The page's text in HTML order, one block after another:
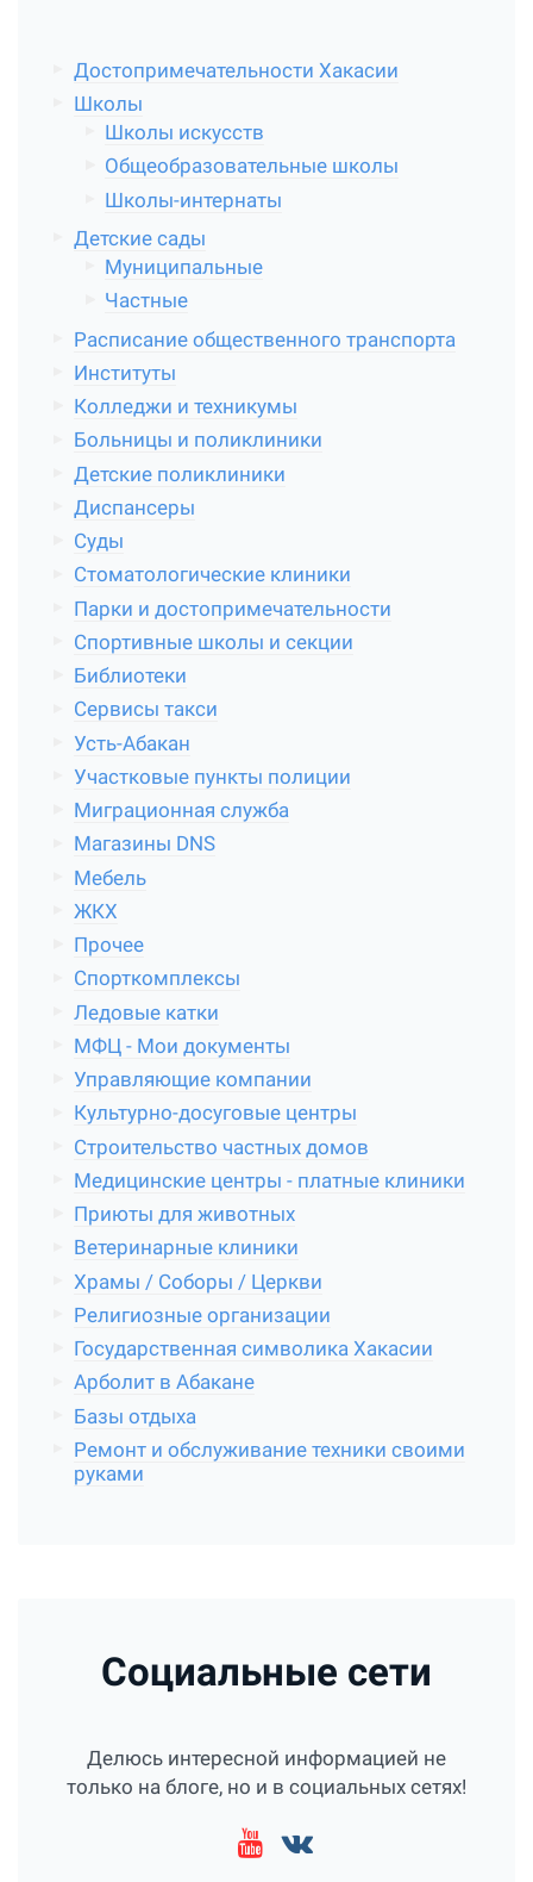
Достопримечательности Хакасии
Школы
Школы искусств
Общеобразовательные школы
Школы-интернаты
Детские сады
Муниципальные
Частные
Расписание общественного транспорта
Институты
Колледжи и техникумы
Больницы и поликлиники
Детские поликлиники
Диспансеры
Суды
Стоматологические клиники
Парки и достопримечательности
Спортивные школы и секции
Библиотеки
Сервисы такси
Усть-Абакан
Участковые пункты полиции
Миграционная служба
Магазины DNS
Мебель
ЖКХ
Прочее
Спорткомплексы
Ледовые катки
МФЦ - Мои документы
Управляющие компании
Культурно-досуговые центры
Строительство частных домов
Медицинские центры - платные клиники
Приюты для животных
Ветеринарные клиники
Храмы / Соборы / Церкви
Религиозные организации
Государственная символика Хакасии
Арболит в Абакане
Базы отдыха
Ремонт и обслуживание техники своими
руками
Социальные сети
Делюсь интересной информацией не
только на блоге, но и в социальных сетях!